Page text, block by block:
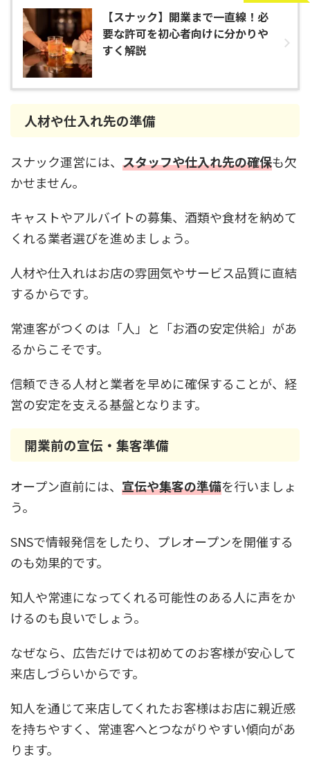
【スナック】開業まで一直線！必
要な許可を初心者向けに分かりや
すく解説
人材や仕入れ先の準備
スナック運営には、 スタッフや仕入れ先の確保も欠
かせません。
キャストやアルバイトの募集、酒類や食材を納めて
くれる業者選びを進めましょう。
人材や仕入れはお店の雰囲気やサービス品質に直結
するからです。
常連客がつくのは「人」と「お酒の安定供給」があ
るからこそです。
信頼できる人材と業者を早めに確保することが、経
営の安定を支える基盤となります。
開業前の宣伝・集客準備
オープン直前には、 宣伝や集客の準備を行いましょ
う。
SNSで情報発信をしたり、プレオープンを開催する
のも効果的です。
知人や常連になってくれる可能性のある人に声をか
けるのも良いでしょう。
なぜなら、広告だけでは初めてのお客様が安心して
来店しづらいからです。
知人を通じて来店してくれたお客様はお店に親近感
を持ちやすく、常連客へとつながりやすい傾向があ
ります。